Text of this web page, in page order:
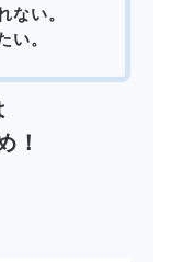
ない。
い。
！